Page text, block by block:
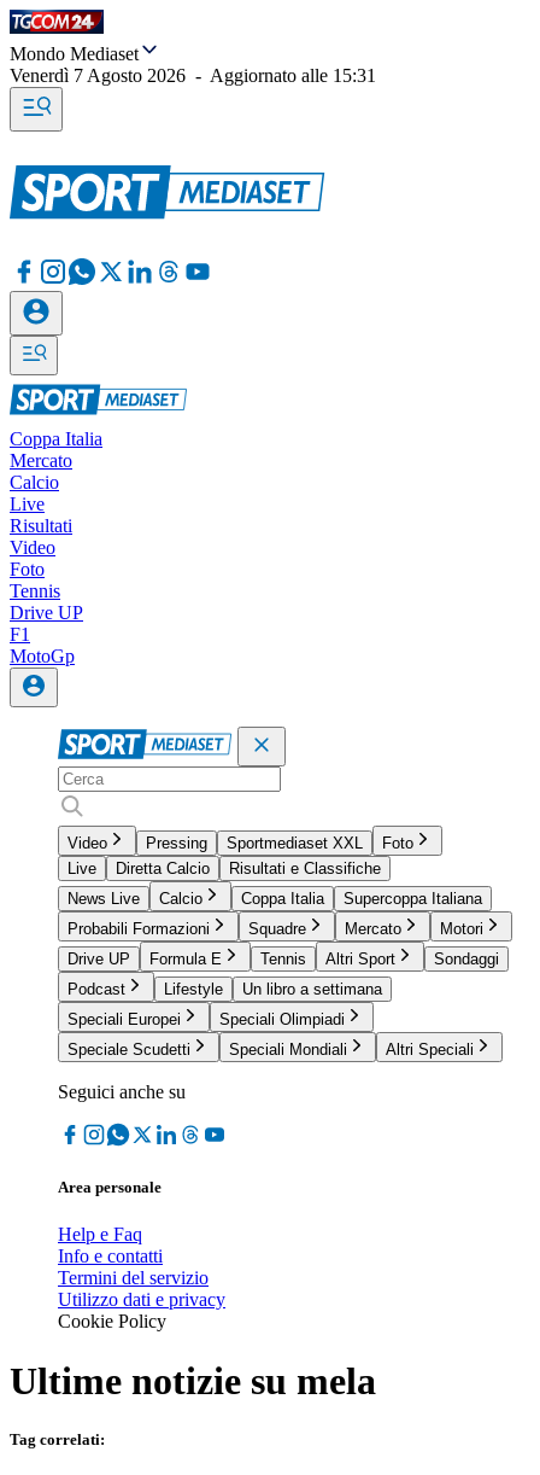
Mondo Mediaset
Venerdì 7 Agosto 2026 - Aggiornato alle 15:31
Coppa Italia
Mercato
Calcio
Live
Risultati
Video
Foto
Tennis
Drive UP
F1
MotoGp
Video Pressing Sportmediaset XXL
Foto
Live
Diretta Calcio
Risultati e Classifiche
News Live
Calcio Coppa Italia
Supercoppa Italiana
Probabili Formazioni
Squadre Mercato
Motori
Drive UP
Formula E Tennis Altri Sport
Sondaggi
Podcast
Lifestyle
Un libro a settimana
Speciali Europei
Speciali Olimpiadi
Speciale Scudetti
Speciali Mondiali Altri Speciali
Seguici anche su
Area personale
Help e Faq
Info e contatti
Termini del servizio
Utilizzo dati e privacy
Cookie Policy
Ultime notizie su mela
Tag correlati: